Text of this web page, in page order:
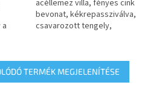
acéllemez villa, fényes cink
bevonat, kékrepassziválva,
csavarozott tengely,
nyommentes elasztikus...
TERMÉK MEGJELENÍTÉSE